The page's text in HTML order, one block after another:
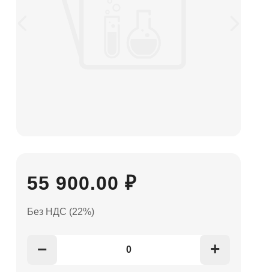
55 900.00 ₽
Без НДС (22%)
− +